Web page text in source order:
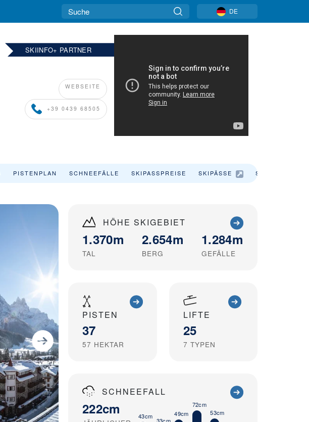
DE
WEBSEITE
+39 0439 68505
SKIINFO+ PARTNER
PISTENPLAN SCHNEEFÄLLE SKIPASSPREISE SKIPÄSSE SKIURLAUB
HÖHE SKIGEBIET
1.370m
TAL
2.654m
BERG
1.284m
GEFÄLLE
PISTEN
37
57 HEKTAR
LIFTE
25
7 TYPEN
SCHNEEFALL
222cm 43cm
33cm
49cm
72cm
53cm